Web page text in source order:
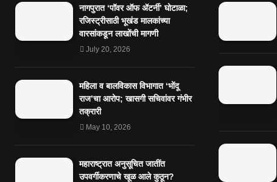
नागपुरात ‘पॉवर ऑफ ॲटर्नी’ घोटाळा;
रजिस्ट्रीसाठी भूखंड मालकांच्या
वारसांकडून लाखोंची मागणी
July 20, 2026
महिला व बालविकास विभागात ‘भोंदू
राज’चा आरोप; खासगी सचिवांवर गंभीर
तक्रारी
May 10, 2026
महाराष्ट्रात अनुसूचित जातींत
उपवर्गीकरणाचे खूळ आले कुठून?